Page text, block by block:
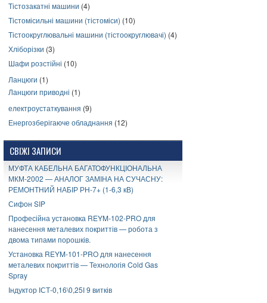
Тістозакатні машини (4)
Тістомісильні машини (тістоміси) (10)
Тістоокруглювальні машини (тістоокруглювачі) (4)
Хліборізки (3)
Шафи розстійні (10)
Ланцюги (1)
Ланцюги приводні (1)
електроустаткування (9)
Енергозберігаюче обладнання (12)
СВІЖІ ЗАПИСИ
МУФТА КАБЕЛЬНА БАГАТОФУНКЦІОНАЛЬНА
МКМ-2002 — АНАЛОГ ЗАМІНА НА СУЧАСНУ:
РЕМОНТНИЙ НАБІР РН-7+ (1-6,3 кВ)
Сифон SIP
Професійна установка REYM-102-PRO для
нанесення металевих покриттів — робота з
двома типами порошків.
Установка REYM-101-PRO для нанесення
металевих покриттів — Технологія Cold Gas
Spray
Індуктор ІСТ-0,16\0,25І 9 витків